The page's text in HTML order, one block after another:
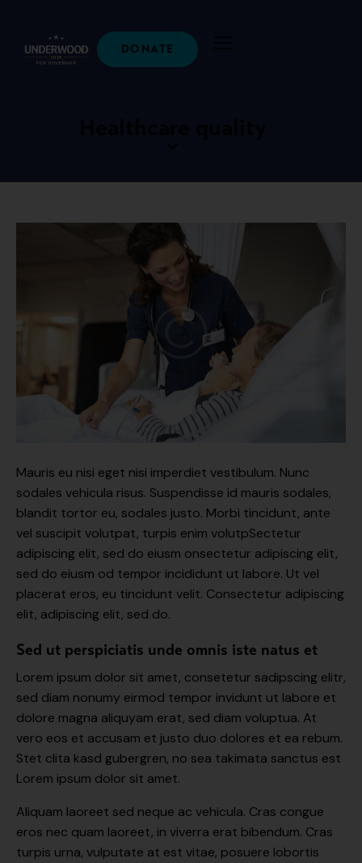
DONATE
Mauris eu nisi eget nisi imperdiet vestibulum. Nunc
sodales vehicula risus. Suspendisse id mauris sodales,
blandit tortor eu, sodales justo. Morbi tincidunt, ante
vel suscipit volutpat, turpis enim volutpSectetur
adipiscing elit, sed do eiusm onsectetur adipiscing elit,
sed do eiusm od tempor incididunt ut labore. Ut vel
placerat eros, eu tincidunt velit. Consectetur adipiscing
elit, adipiscing elit, sed do.
Sed ut perspiciatis unde omnis iste natus et
Lorem ipsum dolor sit amet, consetetur sadipscing elitr,
sed diam nonumy eirmod tempor invidunt ut labore et
dolore magna aliquyam erat, sed diam voluptua. At
vero eos et accusam et justo duo dolores et ea rebum.
Stet clita kasd gubergren, no sea takimata sanctus est
Lorem ipsum dolor sit amet.
Aliquam laoreet sed neque ac vehicula. Cras congue
eros nec quam laoreet, in viverra erat bibendum. Cras
turpis urna, vulputate at est vitae, posuere lobortis